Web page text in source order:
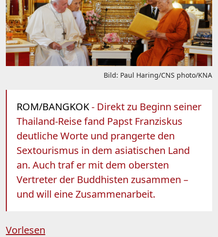
Bild: Paul Haring/CNS photo/KNA
ROM/BANGKOK- Direkt zu Beginn seiner
Thailand-Reise fand Papst Franziskus
deutliche Worte und prangerte den
Sextourismus in dem asiatischen Land
an. Auch traf er mit dem obersten
Vertreter der Buddhisten zusammen –
und will eine Zusammenarbeit.
Vorlesen